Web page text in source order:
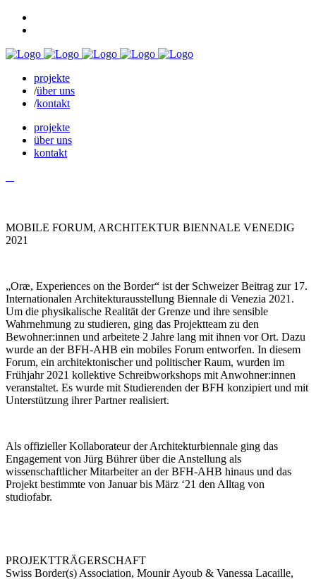
projekte
über uns
kontakt
projekte
über uns
kontakt
MOBILE FORUM, ARCHITEKTUR BIENNALE VENEDIG
2021
„Oræ, Experiences on the Border“ ist der Schweizer Beitrag zur 17.
Internationalen Architekturausstellung Biennale di Venezia 2021.
Um die physikalische Realität der Grenze und ihre sensible
Wahrnehmung zu studieren, ging das Projektteam zu den
Bewohner:innen und arbeitete 2 Jahre lang mit ihnen vor Ort. Dazu
wurde an der BFH-AHB ein mobiles Forum entworfen. In diesem
Forum, ein architektonischer und politischer Raum, wurden im
Frühjahr 2021 kollektive Schreibworkshops mit Anwohner:innen
veranstaltet. Es wurde mit Studierenden der BFH konzipiert und mit
Unterstützung ihrer Partner realisiert.
Als offizieller Kollaborateur der Architekturbiennale ging das
Engagement von Jürg Bührer über die Anstellung als
wissenschaftlicher Mitarbeiter an der BFH-AHB hinaus und das
Projekt bestimmte von Januar bis März ‘21 den Alltag von
studiofabr.
PROJEKTTRÄGERSCHAFT
Swiss Border(s) Association, Mounir Ayoub & Vanessa Lacaille,